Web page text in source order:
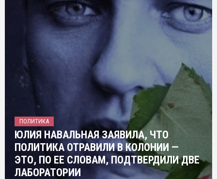
ПОЛИТИКА
ЮЛИЯ НАВАЛЬНАЯ ЗАЯВИЛА, ЧТО
ПОЛИТИКА ОТРАВИЛИ В КОЛОНИИ —
ЭТО, ПО ЕЕ СЛОВАМ, ПОДТВЕРДИЛИ ДВЕ
ЛАБОРАТОРИИ